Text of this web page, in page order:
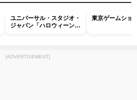
ユニバーサル・スタジオ・
ジャパン「ハロウィーン・
東京ゲームショ
[ADVERTISEMENT]